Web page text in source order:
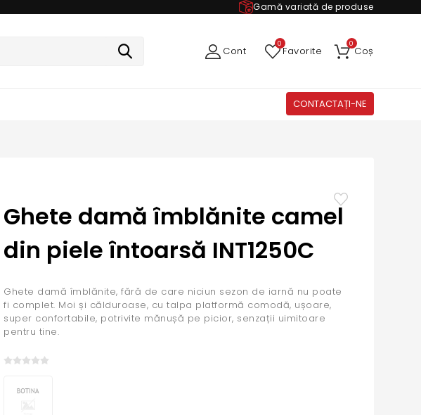
Gamă variată de produse
Cont Favorite
0
Coș
0
CONTACTAȚI-NE
Ghete damă îmblănite camel
din piele întoarsă INT1250C
Ghete damă îmblănite, fără de care niciun sezon de iarnă nu poate
fi complet. Moi și călduroase, cu talpa platformă comodă, ușoare,
super confortabile, potrivite mănușă pe picior, senzații uimitoare
pentru tine.